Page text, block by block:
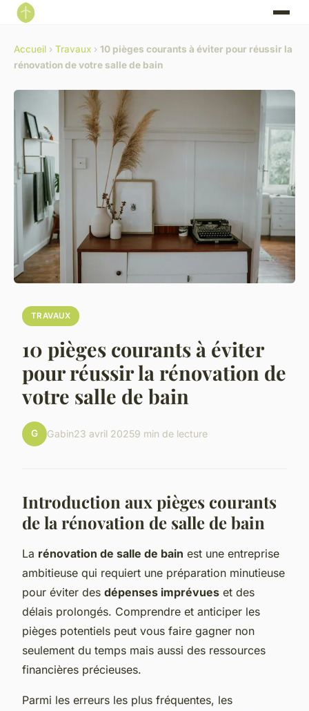
Accueil › Travaux › 10 pièges courants à éviter pour réussir la
rénovation de votre salle de bain
TRAVAUX
10 pièges courants à éviter
pour réussir la rénovation de
votre salle de bain
G Gabin23 avril 20259 min de lecture
Introduction aux pièges courants
de la rénovation de salle de bain
La rénovation de salle de bain est une entreprise
ambitieuse qui requiert une préparation minutieuse
pour éviter des dépenses imprévues et des
délais prolongés. Comprendre et anticiper les
pièges potentiels peut vous faire gagner non
seulement du temps mais aussi des ressources
financières précieuses.
Parmi les erreurs les plus fréquentes, les